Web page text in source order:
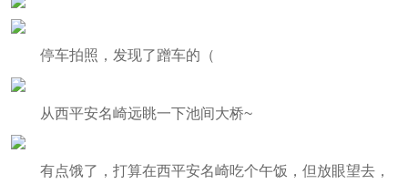
停车拍照，发现了蹭车的（
从西平安名崎远眺一下池间大桥~
有点饿了，打算在西平安名崎吃个午饭，但放眼望去，